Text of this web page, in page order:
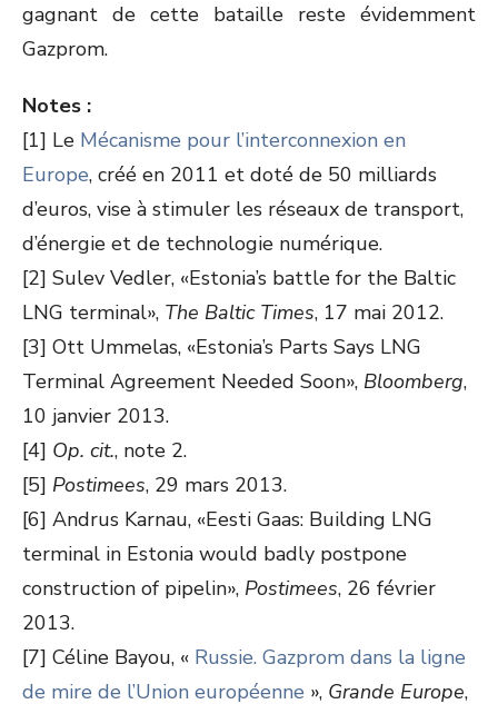
gagnant de cette bataille reste évidemment
Gazprom.
Notes :
[1] Le Mécanisme pour l’interconnexion en
Europe, créé en 2011 et doté de 50 milliards
d’euros, vise à stimuler les réseaux de transport,
d’énergie et de technologie numérique.
[2] Sulev Vedler, «Estonia’s battle for the Baltic
LNG terminal», The Baltic Times, 17 mai 2012.
[3] Ott Ummelas, «Estonia’s Parts Says LNG
Terminal Agreement Needed Soon», Bloomberg,
10 janvier 2013.
[4] Op. cit., note 2.
[5] Postimees, 29 mars 2013.
[6] Andrus Karnau, «Eesti Gaas: Building LNG
terminal in Estonia would badly postpone
construction of pipelin», Postimees, 26 février
2013.
[7] Céline Bayou, « Russie. Gazprom dans la ligne
de mire de l’Union européenne », Grande Europe,